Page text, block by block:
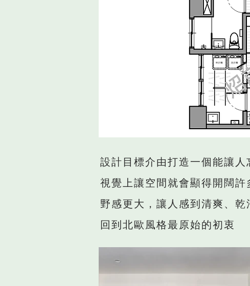
設計目標介由打造一個能讓
視覺上讓空間就會顯得開闊
野感更大，讓人感到清爽、
回到北歐風格最原始的初衷